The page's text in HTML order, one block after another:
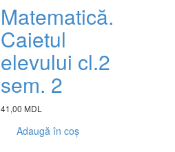
Matematică.
Caietul
elevului cl.2
sem. 2
41,00 MDL
Adaugă în coș